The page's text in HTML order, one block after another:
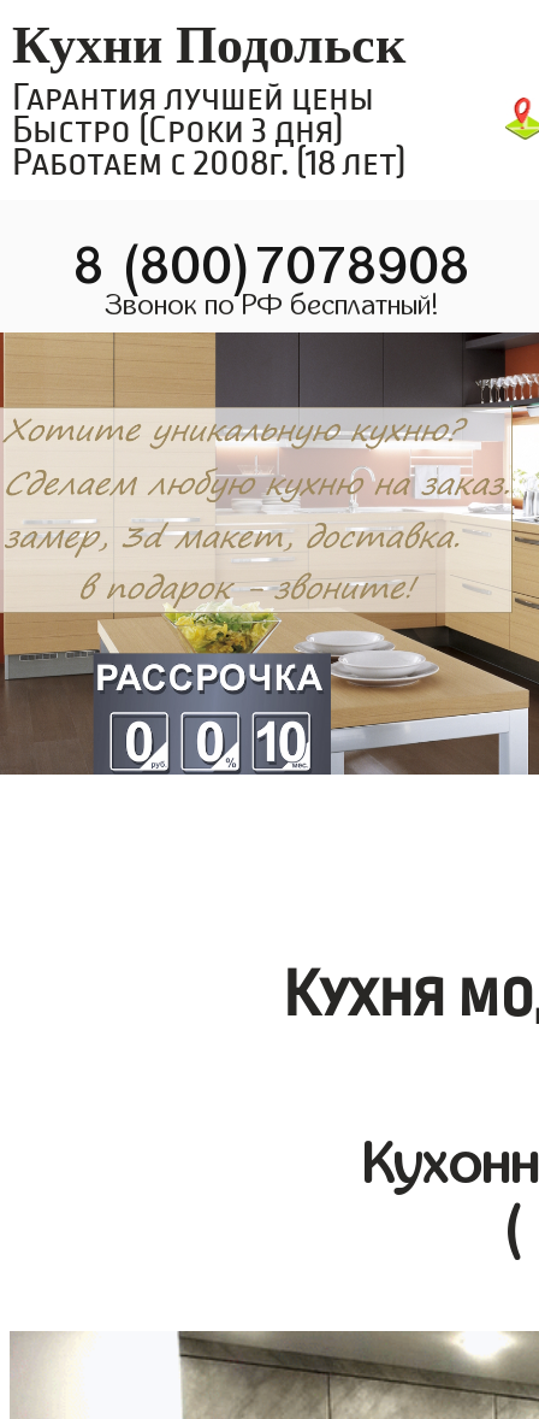
Кухни Подольск
Гарантия лучшей цены
Быстро (Сроки 3 дня)
Работаем с 2008г. (18 лет)
8 (800)7078908
Звонок по РФ бесплатный!
Кухня
(